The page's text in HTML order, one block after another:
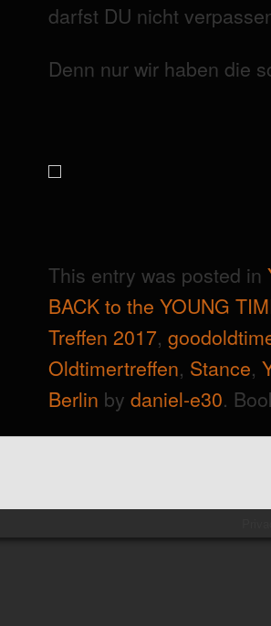
darfst DU nicht
Denn nur wir haben die
This entry was posted in
BACK to the YOUNG
Treffen 2017,
Oldtimertreffen, Stance,
Berlin by daniel-e30.